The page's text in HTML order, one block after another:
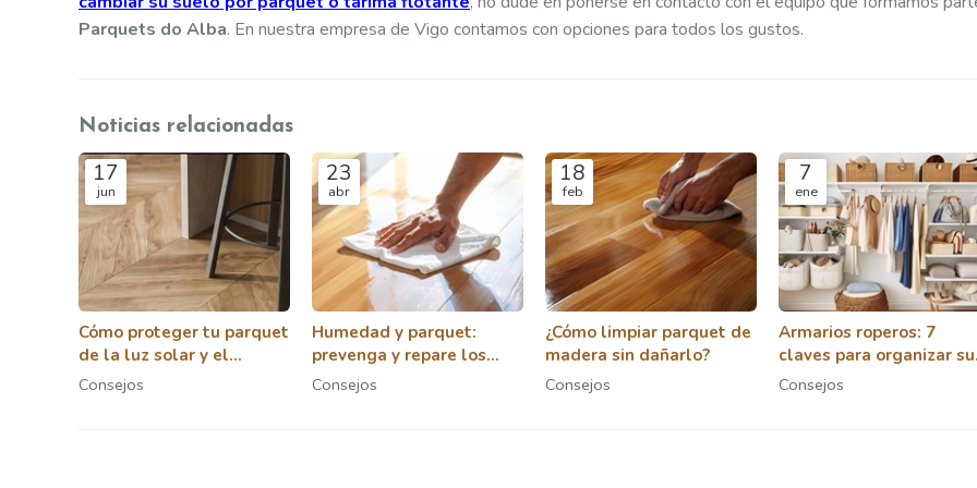
Parquets do Alba. En nuestra empresa de Vigo contamos con opciones para todos los gustos.
Noticias relacionadas
17
jun
Cómo proteger tu parquet
de la luz solar y el
desgaste diario
Consejos
23
abr
Humedad y parquet:
prevenga y repare los
daños en su suelo de
Consejos
18
feb
¿Cómo limpiar parquet de
madera sin dañarlo?
Consejos
7
ene
Armarios roperos: 7
claves para organizar su
ropa y accesorios de
Consejos